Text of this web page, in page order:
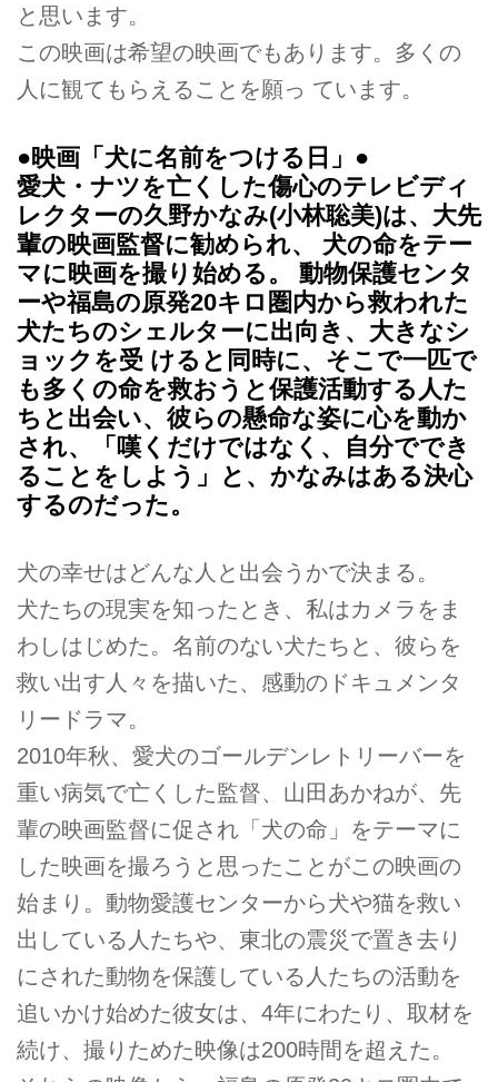
と思います。
この映画は希望の映画でもあります。多くの
人に観てもらえることを願っ ています。
●映画「犬に名前をつける日」●
愛犬・ナツを亡くした傷心のテレビディ
レクターの久野かなみ(小林聡美)は、大先
輩の映画監督に勧められ、 犬の命をテー
マに映画を撮り始める。 動物保護センタ
ーや福島の原発20キロ圏内から救われた
犬たちのシェルターに出向き、大きなシ
ョックを受 けると同時に、そこで一匹で
も多くの命を救おうと保護活動する人た
ちと出会い、彼らの懸命な姿に心を動か
され、「嘆くだけではなく、自分ででき
ることをしよう」と、かなみはある決心
するのだった。
犬の幸せはどんな人と出会うかで決まる。
犬たちの現実を知ったとき、私はカメラをま
わしはじめた。名前のない犬たちと、彼らを
救い出す人々を描いた、感動のドキュメンタ
リードラマ。
2010年秋、愛犬のゴールデンレトリーバーを
重い病気で亡くした監督、山田あかねが、先
輩の映画監督に促され「犬の命」をテーマに
した映画を撮ろうと思ったことがこの映画の
始まり。動物愛護センターから犬や猫を救い
出している人たちや、東北の震災で置き去り
にされた動物を保護している人たちの活動を
追いかけ始めた彼女は、4年にわたり、取材を
続け、撮りためた映像は200時間を超えた。